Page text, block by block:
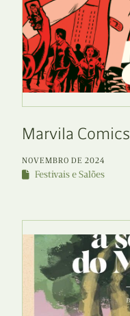
Marvila Comics
NOVEMBRO DE 2024
Festivais e Salões